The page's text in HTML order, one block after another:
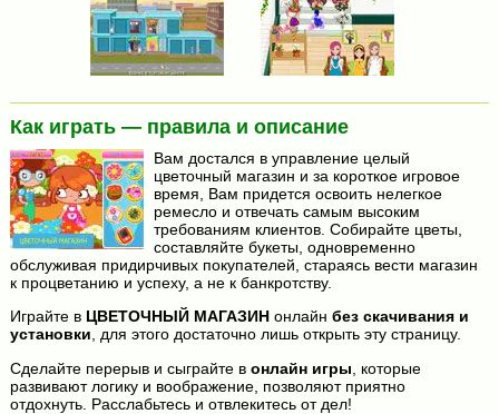
Как играть — правила и описание
Вам достался в управление целый
цветочный магазин и за короткое игровое
время, Вам придется освоить нелегкое
ремесло и отвечать самым высоким
требованиям клиентов. Собирайте цветы,
составляйте букеты, одновременно
обслуживая придирчивых покупателей, стараясь вести магазин
к процветанию и успеху, а не к банкротству.
Играйте в ЦВЕТОЧНЫЙ МАГАЗИНонлайн без скачивания и
установки , для этого достаточно лишь открыть эту страницу.
Сделайте перерыв и сыграйте в онлайн игры , которые
развивают логику и воображение, позволяют приятно
отдохнуть. Расслабьтесь и отвлекитесь от дел!